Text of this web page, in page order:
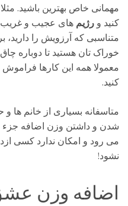
مهمانی خاص بهترین باشید.
کنید و رژیم های عجیب و غریب
متناسبی که آرزویش را
خوراک تان هستید تا دوباره
معمولا همه این کارها
کنید.
متاسفانه بسیاری از خانم ها
شدن و داشتن وزن اضافه جزء
می رود و امکان ندارد کسی
نشود!
اضافه وزن